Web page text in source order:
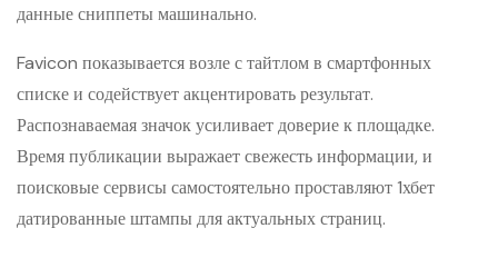
данные сниппеты машинально.
Favicon показывается возле с тайтлом в смартфонных
списке и содействует акцентировать результат.
Распознаваемая значок усиливает доверие к площадке.
Время публикации выражает свежесть информации, и
поисковые сервисы самостоятельно проставляют 1хбет
датированные штампы для актуальных страниц.